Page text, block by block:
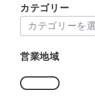
イ
カテゴリー
テ
リ
営業地域